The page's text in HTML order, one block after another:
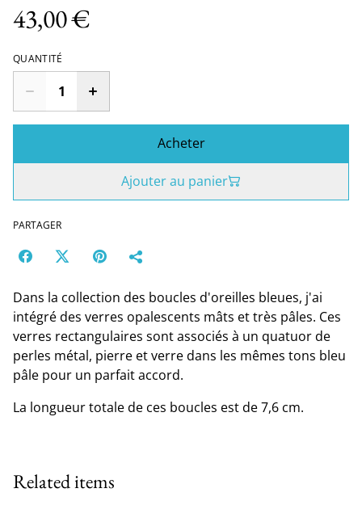
43,00 €
QUANTITÉ
Acheter
Ajouter au panier
PARTAGER
Dans la collection des boucles d'oreilles bleues, j'ai
intégré des verres opalescents mâts et très pâles. Ces
verres rectangulaires sont associés à un quatuor de
perles métal, pierre et verre dans les mêmes tons bleu
pâle pour un parfait accord.
La longueur totale de ces boucles est de 7,6 cm.
Related items